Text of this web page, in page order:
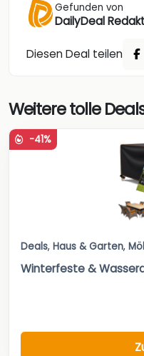
Gefunden von
DailyDeal
Diesen Deal teilen
Weitere tolle
-41%
Deals, Haus & Garten,
Winterfeste &